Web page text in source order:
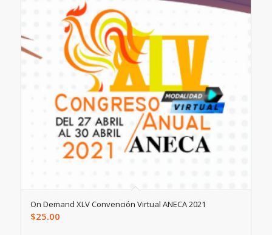
On Demand XLV Convención Virtual ANECA 2021
$25.00